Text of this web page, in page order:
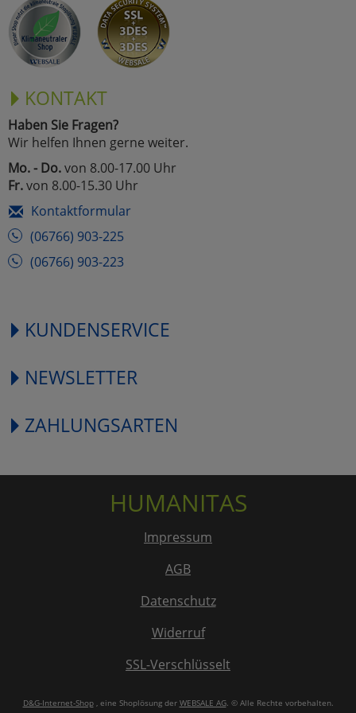
KONTAKT
Haben Sie Fragen?
Wir helfen Ihnen gerne weiter.
Mo. - Do.von 8.00-17.00 Uhr
Fr.von 8.00-15.30 Uhr
Kontaktformular
(06766) 903-225
(06766) 903-223
KUNDENSERVICE
NEWSLETTER
ZAHLUNGSARTEN
HUMANITAS
Impressum
AGB
Datenschutz
Widerruf
SSL-Verschlüsselt
D&G-Internet-Shop, eine Shoplösung der WEBSALE AG. © Alle Rechte vorbehalten.
Marketing
Alle Akzeptieren
Cookies
Einstellungen speichern